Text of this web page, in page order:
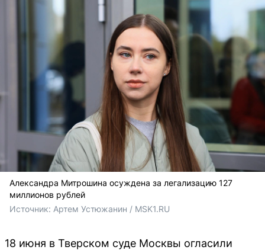
Александра Митрошина осуждена за легализацию 127
миллионов рублей
Источник: Артем Устюжанин / MSK1.RU
18 июня в Тверском суде Москвы огласили